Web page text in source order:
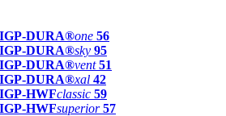
IGP-DURA®one 56
IGP-DURA®sky 95
IGP-DURA®vent 51
IGP-DURA®xal 42
IGP-HWFclassic 59
IGP-HWFsuperior 57